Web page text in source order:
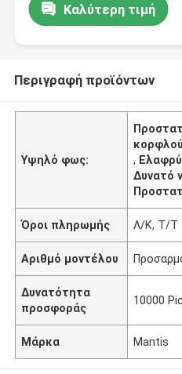
Καλύτερη τιμή
Περιγραφή προϊόντων
Υψηλό φως:
,
Δυνατό
Όροι πληρωμής Λ/Κ, Τ/Τ
Αριθμό μοντέλου
Δυνατότητα
προσφοράς
10000
Μάρκα Mantis